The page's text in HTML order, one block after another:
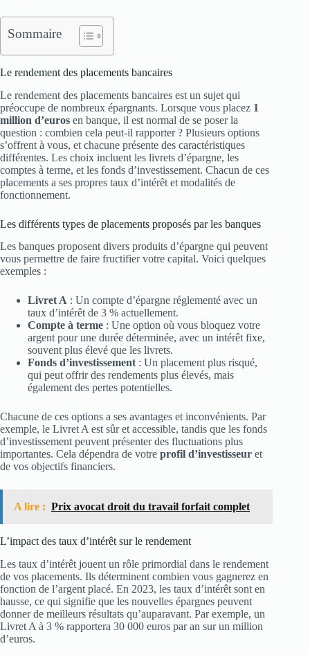
Sommaire
Le rendement des placements bancaires
Le rendement des placements bancaires est un sujet qui
préoccupe de nombreux épargnants. Lorsque vous placez 1
million d’euros en banque, il est normal de se poser la
question : combien cela peut-il rapporter ? Plusieurs options
s’offrent à vous, et chacune présente des caractéristiques
différentes. Les choix incluent les livrets d’épargne, les
comptes à terme, et les fonds d’investissement. Chacun de ces
placements a ses propres taux d’intérêt et modalités de
fonctionnement.
Les différents types de placements proposés par les banques
Les banques proposent divers produits d’épargne qui peuvent
vous permettre de faire fructifier votre capital. Voici quelques
exemples :
Livret A : Un compte d’épargne réglementé avec un
taux d’intérêt de 3 % actuellement.
Compte à terme : Une option où vous bloquez votre
argent pour une durée déterminée, avec un intérêt fixe,
souvent plus élevé que les livrets.
Fonds d’investissement: Un placement plus risqué,
qui peut offrir des rendements plus élevés, mais
également des pertes potentielles.
Chacune de ces options a ses avantages et inconvénients. Par
exemple, le Livret A est sûr et accessible, tandis que les fonds
d’investissement peuvent présenter des fluctuations plus
importantes. Cela dépendra de votre profil d’investisseur et
de vos objectifs financiers.
A lire : Prix avocat droit du travail forfait complet
L’impact des taux d’intérêt sur le rendement
Les taux d’intérêt jouent un rôle primordial dans le rendement
de vos placements. Ils déterminent combien vous gagnerez en
fonction de l’argent placé. En 2023, les taux d’intérêt sont en
hausse, ce qui signifie que les nouvelles épargnes peuvent
donner de meilleurs résultats qu’auparavant. Par exemple, un
Livret A à 3 % rapportera 30 000 euros par an sur un million
d’euros.